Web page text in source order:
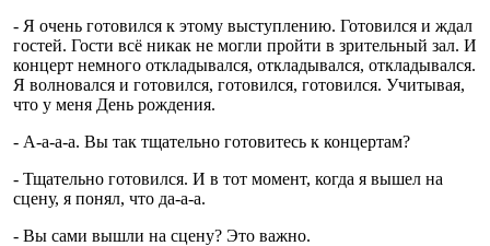
- Я очень готовился к этому выступлению. Готовился и ждал
гостей. Гости всё никак не могли пройти в зрительный зал. И
концерт немного откладывался, откладывался, откладывался.
Я волновался и готовился, готовился, готовился. Учитывая,
что у меня День рождения.
- А-а-а-а. Вы так тщательно готовитесь к концертам?
- Тщательно готовился. И в тот момент, когда я вышел на
сцену, я понял, что да-а-а.
- Вы сами вышли на сцену? Это важно.